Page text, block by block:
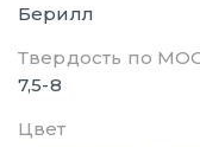
Берилл
Твердость по
7,5-8
Цвет